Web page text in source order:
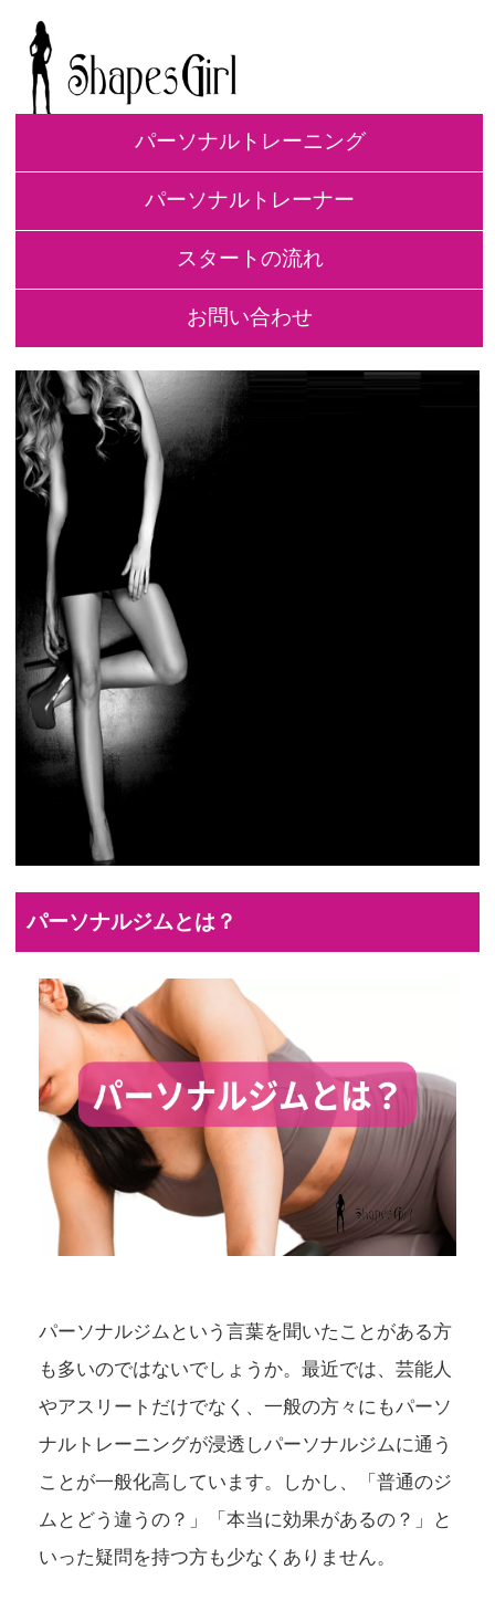
パーソナルトレーニング
パーソナルトレーナー
スタートの流れ
お問い合わせ
パーソナルジムとは？
パーソナルジム という言葉を聞いたことがある方
も多いのではないでしょうか。最近では、芸能人
やアスリートだけでなく、一般の方々にもパーソ
ナルトレーニングが浸透しパーソナルジムに通う
ことが一般化高しています。しかし、「普通のジ
ムとどう違うの？」「本当に効果があるの？」と
いった疑問を持つ方も少なくありません。